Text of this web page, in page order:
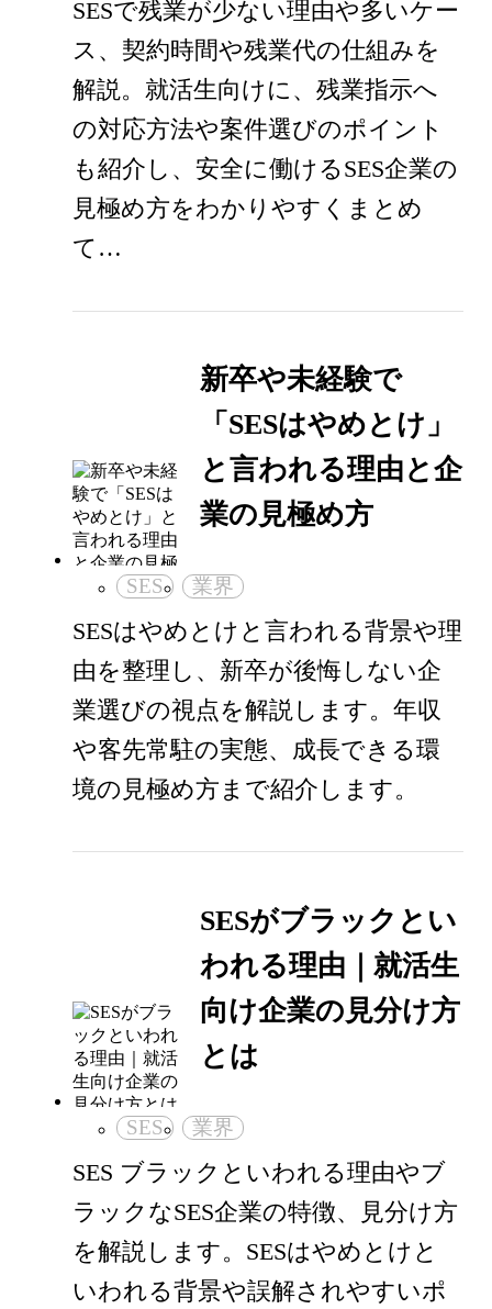
SESで残業が少ない理由や多いケー
ス、契約時間や残業代の仕組みを
解説。就活生向けに、残業指示へ
の対応方法や案件選びのポイント
も紹介し、安全に働けるSES企業の
見極め方をわかりやすくまとめ
て…
新卒や未経験で
「SESはやめとけ」
と言われる理由と企
業の見極め方
SES 業界
SESはやめとけと言われる背景や理
由を整理し、新卒が後悔しない企
業選びの視点を解説します。年収
や客先常駐の実態、成長できる環
境の見極め方まで紹介します。
SESがブラックとい
われる理由｜就活生
向け企業の見分け方
とは
SES 業界
SES ブラックといわれる理由やブ
ラックなSES企業の特徴、見分け方
を解説します。SESはやめとけと
いわれる背景や誤解されやすいポ